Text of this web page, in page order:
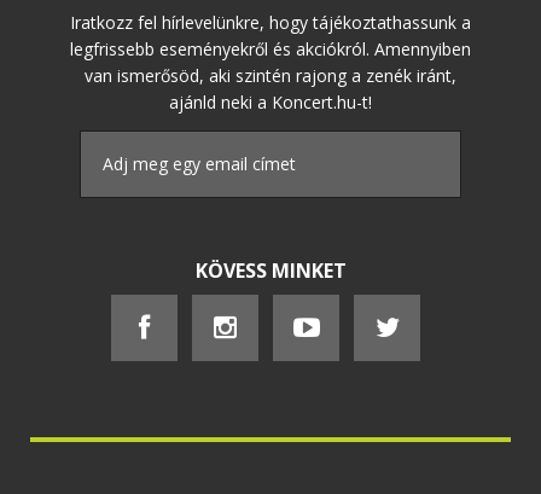
Iratkozz fel hírlevelünkre, hogy tájékoztathassunk a
legfrissebb eseményekről és akciókról. Amennyiben
van ismerősöd, aki szintén rajong a zenék iránt,
ajánld neki a Koncert.hu-t!
KÖVESS MINKET